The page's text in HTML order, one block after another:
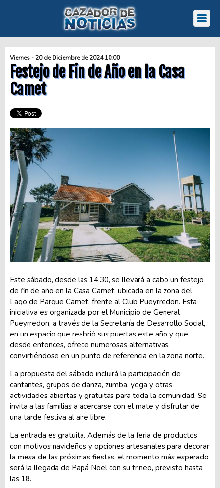
Viernes - 20 de Diciembre de 2024 10:00
Festejo de Fin de Año en la Casa
Camet
Este sábado, desde las 14.30, se llevará a cabo un festejo
de fin de año en la Casa Camet, ubicada en la zona del
Lago de Parque Camet, frente al Club Pueyrredon. Esta
iniciativa es organizada por el Municipio de General
Pueyrredon, a través de la Secretaría de Desarrollo Social,
en un espacio que reabrió sus puertas este año y que,
desde entonces, ofrece numerosas alternativas,
convirtiéndose en un punto de referencia en la zona norte.
La propuesta del sábado incluirá la participación de
cantantes, grupos de danza, zumba, yoga y otras
actividades abiertas y gratuitas para toda la comunidad. Se
invita a las familias a acercarse con el mate y disfrutar de
una tarde festiva al aire libre.
La entrada es gratuita. Además de la feria de productos
con motivos navideños y opciones artesanales para decorar
la mesa de las próximas fiestas, el momento más esperado
será la llegada de Papá Noel con su trineo, previsto hasta
las 18.